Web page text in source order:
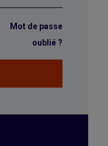
Mot de passe
oublié ?